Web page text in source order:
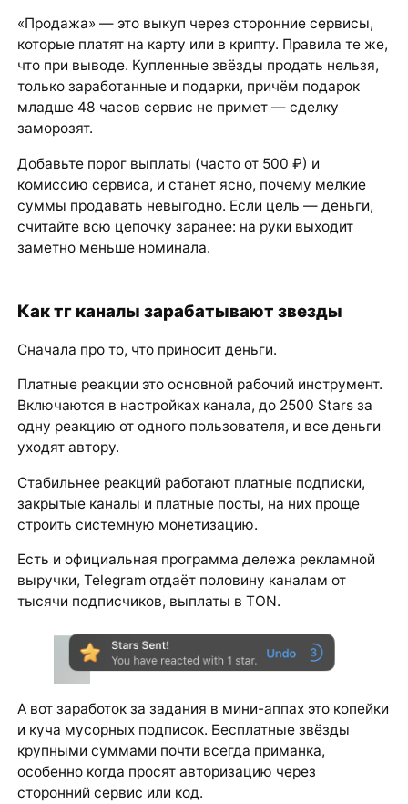
«Продажа» — это выкуп через сторонние сервисы,
которые платят на карту или в крипту. Правила те же,
что при выводе. Купленные звёзды продать нельзя,
только заработанные и подарки, причём подарок
младше 48 часов сервис не примет — сделку
заморозят.
Добавьте порог выплаты (часто от 500 ₽) и
комиссию сервиса, и станет ясно, почему мелкие
суммы продавать невыгодно. Если цель — деньги,
считайте всю цепочку заранее: на руки выходит
заметно меньше номинала.
Как тг каналы зарабатывают звезды
Сначала про то, что приносит деньги.
Платные реакции это основной рабочий инструмент.
Включаются в настройках канала, до 2500 Stars за
одну реакцию от одного пользователя, и все деньги
уходят автору.
Стабильнее реакций работают платные подписки,
закрытые каналы и платные посты, на них проще
строить системную монетизацию.
Есть и официальная программа дележа рекламной
выручки, Telegram отдаёт половину каналам от
тысячи подписчиков, выплаты в TON.
А вот заработок за задания в мини-аппах это копейки
и куча мусорных подписок. Бесплатные звёзды
крупными суммами почти всегда приманка,
особенно когда просят авторизацию через
сторонний сервис или код.